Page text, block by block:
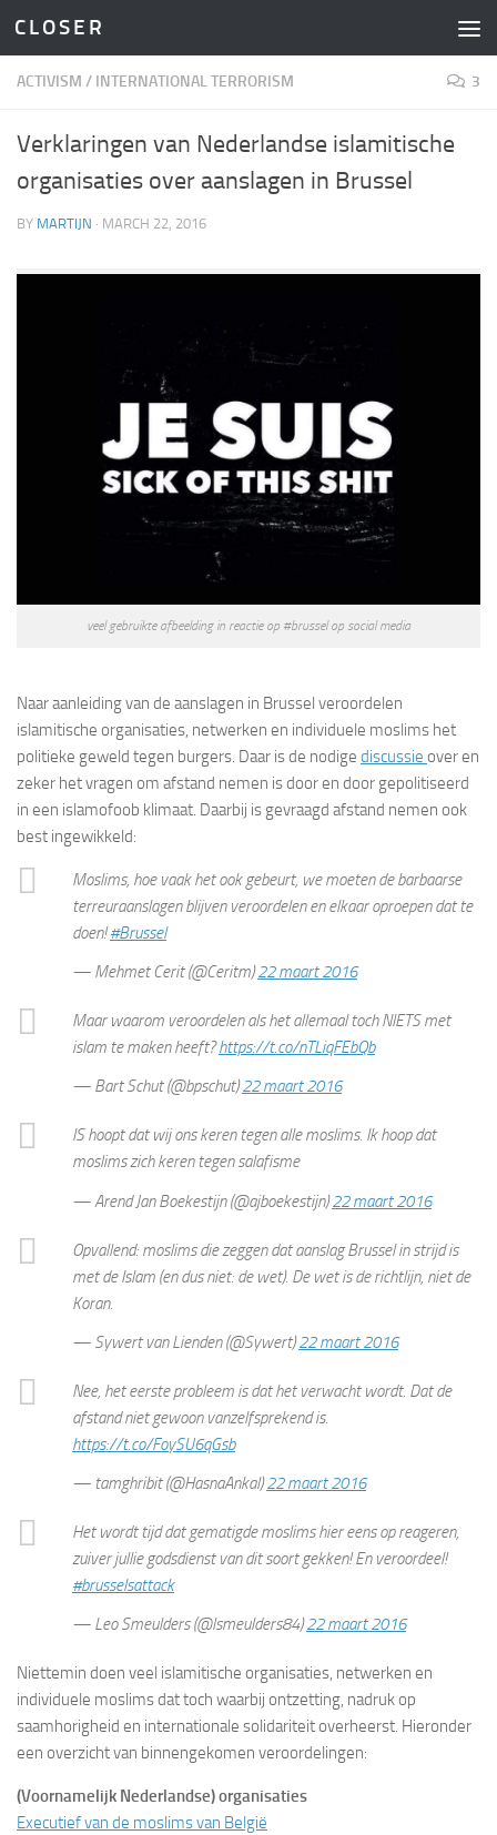
Skip to content
C L O S E R
ACTIVISM / INTERNATIONAL TERRORISM 3
Verklaringen van Nederlandse islamitische
organisaties over aanslagen in Brussel
BY MARTIJN · MARCH 22, 2016
veel gebruikte afbeelding in reactie op #brussel op social media
Naar aanleiding van de aanslagen in Brussel veroordelen
islamitische organisaties, netwerken en individuele moslims het
politieke geweld tegen burgers. Daar is de nodige discussie over en
zeker het vragen om afstand nemen is door en door gepolitiseerd
in een islamofoob klimaat. Daarbij is gevraagd afstand nemen ook
best ingewikkeld:
Moslims, hoe vaak het ook gebeurt, we moeten de barbaarse
terreuraanslagen blijven veroordelen en elkaar oproepen dat te
doen!#Brussel
— Mehmet Cerit (@Ceritm)22 maart 2016
Maar waarom veroordelen als het allemaal toch NIETS met
islam te maken heeft?https://t.co/nTLiqFEbQb
— Bart Schut (@bpschut)22 maart 2016
IS hoopt dat wij ons keren tegen alle moslims. Ik hoop dat
moslims zich keren tegen salafisme
— Arend Jan Boekestijn (@ajboekestijn)22 maart 2016
Opvallend: moslims die zeggen dat aanslag Brussel in strijd is
met de Islam (en dus niet: de wet). De wet is de richtlijn, niet de
Koran.
— Sywert van Lienden (@Sywert)22 maart 2016
Nee, het eerste probleem is dat het verwacht wordt. Dat de
afstand niet gewoon vanzelfsprekend is.
https://t.co/FoySU6qGsb
— tamghribit (@HasnaAnkal)22 maart 2016
Het wordt tijd dat gematigde moslims hier eens op reageren,
zuiver jullie godsdienst van dit soort gekken! En veroordeel!
#brusselsattack
— Leo Smeulders (@lsmeulders84)22 maart 2016
Niettemin doen veel islamitische organisaties, netwerken en
individuele moslims dat toch waarbij ontzetting, nadruk op
saamhorigheid en internationale solidariteit overheerst. Hieronder
een overzicht van binnengekomen veroordelingen:
(Voornamelijk Nederlandse) organisaties
Executief van de moslims van België